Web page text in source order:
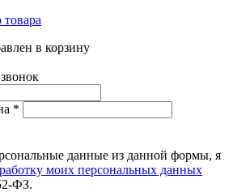
в корзину
*
данные из данной формы, я
моих персональных данных
ФЗ.